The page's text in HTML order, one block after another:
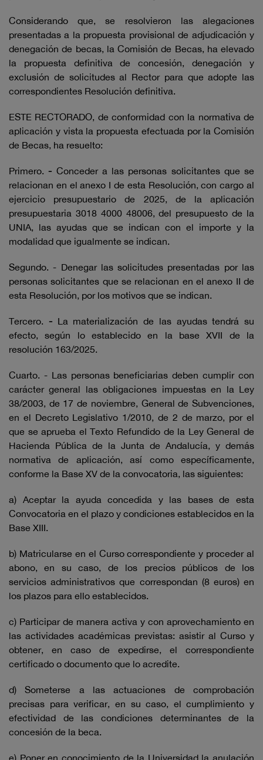
Considerando que, se resolvieron las alegaciones
presentadas a la propuesta provisional de adjudicación y
denegación de becas, la Comisión de Becas, ha elevado
la propuesta definitiva de concesión, denegación y
exclusión de solicitudes al Rector para que adopte las
correspondientes Resolución definitiva.
ESTE RECTORADO, de conformidad con la normativa de
aplicación y vista la propuesta efectuada por la Comisión
de Becas, ha resuelto:
Primero.- Conceder a las personas solicitantes que se
relacionan en el anexo I de esta Resolución, con cargo al
ejercicio presupuestario de 2025, de la aplicación
presupuestaria 3018 4000 48006, del presupuesto de la
UNIA, las ayudas que se indican con el importe y la
modalidad que igualmente se indican.
Segundo. - Denegar las solicitudes presentadas por las
personas solicitantes que se relacionan en el anexo II de
esta Resolución, por los motivos que se indican.
Tercero. -La materialización de las ayudas tendrá su
efecto, según lo establecido en la base XVII de la
resolución 163/2025.
Cuarto. - Las personas beneficiarias deben cumplir con
carácter general las obligaciones impuestas en la Ley
38/2003, de 17 de noviembre, General de Subvenciones,
en el Decreto Legislativo 1/2010, de 2 de marzo, por el
que se aprueba el Texto Refundido de la Ley General de
Hacienda Pública de la Junta de Andalucía, y demás
normativa de aplicación, así como específicamente,
conforme la Base XV de la convocatoria, las siguientes:
a) Aceptar la ayuda concedida y las bases de esta
Convocatoria en el plazo y condiciones establecidos en la
Base XIII.
b) Matricularse en el Curso correspondiente y proceder al
abono, en su caso, de los precios públicos de los
servicios administrativos que correspondan (8 euros) en
los plazos para ello establecidos.
c) Participar de manera activa y con aprovechamiento en
las actividades académicas previstas: asistir al Curso y
obtener, en caso de expedirse, el correspondiente
certificado o documento que lo acredite.
d) Someterse a las actuaciones de comprobación
precisas para verificar, en su caso, el cumplimiento y
efectividad de las condiciones determinantes de la
concesión de la beca.
e) Poner en conocimiento de la Universidad la anulación